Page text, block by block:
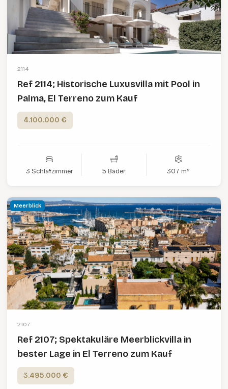
2114
Ref 2114; Historische Luxusvilla mit Pool in
Palma, El Terreno zum Kauf
4.100.000 €
3 Schlafzimmer 5 Bäder 307 m²
Meerblick
2107
Ref 2107; Spektakuläre Meerblickvilla in
bester Lage in El Terreno zum Kauf
3.495.000 €